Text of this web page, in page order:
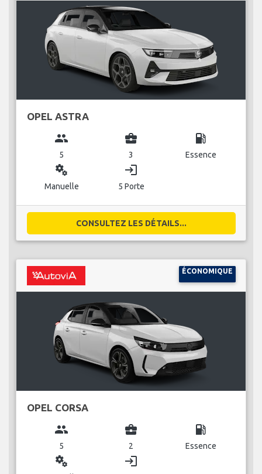
OPEL ASTRA
group
5
business_center
3
local_gas_station
Essence
miscellaneous_services
Manuelle
login
5 Porte
CONSULTEZ LES DÉTAILS...
ÉCONOMIQUE
OPEL CORSA
group
5
business_center
2
local_gas_station
Essence
miscellaneous_services login